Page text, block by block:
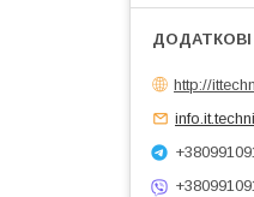
http://